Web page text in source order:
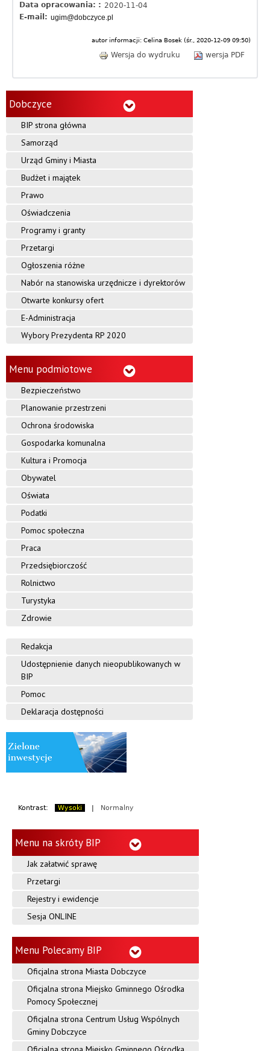
z
y
c
Data opracowania: : 2020-11-04
E-mail: ugim@dobczyce.pl
autor informacji: Celina Bosek (śr., 2020-12-09 09:50)
Wersja do wydruku wersja PDF
Dobczyce
BIP strona główna
Samorząd
Urząd Gminy i Miasta
Budżet i majątek
Prawo
Oświadczenia
Programy i granty
Przetargi
Ogłoszenia różne
Nabór na stanowiska urzędnicze i dyrektorów
Otwarte konkursy ofert
E-Administracja
Wybory Prezydenta RP 2020
Menu podmiotowe
Bezpieczeństwo
Planowanie przestrzeni
Ochrona środowiska
Gospodarka komunalna
Kultura i Promocja
Obywatel
Oświata
Podatki
Pomoc społeczna
Praca
Przedsiębiorczość
Rolnictwo
Turystyka
Zdrowie
Redakcja
Udostępnienie danych nieopublikowanych w
BIP
Pomoc
Deklaracja dostępności
Kontrast: Wysoki Normalny
Menu na skróty BIP
Jak załatwić sprawę
Przetargi
Rejestry i ewidencje
Sesja ONLINE
Menu Polecamy BIP
Oficjalna strona Miasta Dobczyce
Oficjalna strona Miejsko Gminnego Ośrodka
Pomocy Społecznej
Oficjalna strona Centrum Usług Wspólnych
Gminy Dobczyce